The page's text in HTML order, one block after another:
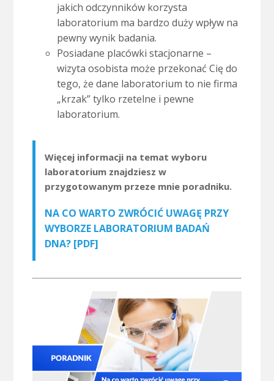
jakich odczynników korzysta
laboratorium ma bardzo duży wpływ na
pewny wynik badania.
Posiadane placówki stacjonarne –
wizyta osobista może przekonać Cię do
tego, że dane laboratorium to nie firma
„krzak” tylko rzetelne i pewne
laboratorium.
Więcej informacji na temat wyboru
laboratorium znajdziesz w
przygotowanym przeze mnie poradniku.
NA CO WARTO ZWRÓCIĆ UWAGĘ PRZY
WYBORZE LABORATORIUM BADAŃ
DNA? [PDF]